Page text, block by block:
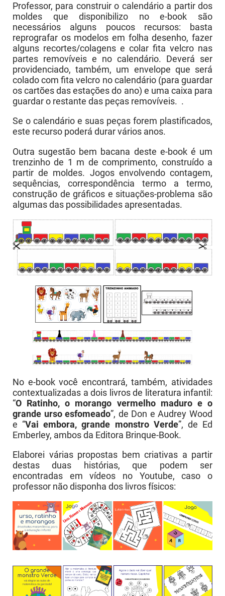
Professor, para construir o calendário a partir dos
moldes que disponibilizo no e-book são
necessários alguns poucos recursos: basta
reprografar os modelos em folha desenho, fazer
alguns recortes/colagens e colar fita velcro nas
partes removíveis e no calendário. Deverá ser
providenciado, também, um envelope que será
colado com fita velcro no calendário (para guardar
os cartões das estações do ano) e uma caixa para
guardar o restante das peças removíveis. .
Se o calendário e suas peças forem plastificados,
este recurso poderá durar vários anos.
Outra sugestão bem bacana deste e-book é um
trenzinho de 1 m de comprimento, construído a
partir de moldes. Jogos envolvendo contagem,
sequências, correspondência termo a termo,
construção de gráficos e situações-problema são
algumas das possibilidades apresentadas.
No e-book você encontrará, também, atividades
contextualizadas a dois livros de literatura infantil:
“O Ratinho, o morango vermelho maduro e o
grande urso esfomeado”, de Don e Audrey Wood
e “Vai embora, grande monstro Verde”, de Ed
Emberley, ambos da Editora Brinque-Book.
Elaborei várias propostas bem criativas a partir
destas duas histórias, que podem ser
encontradas em vídeos no Youtube, caso o
professor não disponha dos livros físicos: